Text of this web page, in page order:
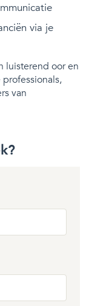
via je
luisterend oor en
van